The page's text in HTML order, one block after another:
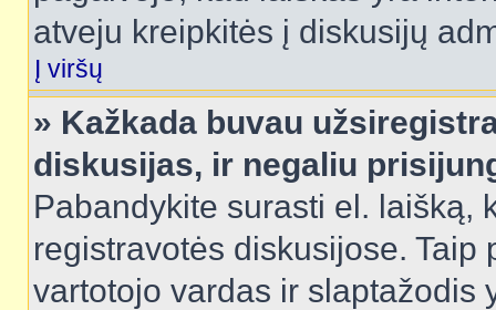
atveju kreipkitės į diskusijų
Į viršų
» Kažkada buvau
diskusijas, ir negaliu
Pabandykite surasti el. laišką,
registravotės diskusijose.
vartotojo vardas ir slaptažodis